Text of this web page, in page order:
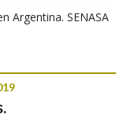
Argentina. SENASA